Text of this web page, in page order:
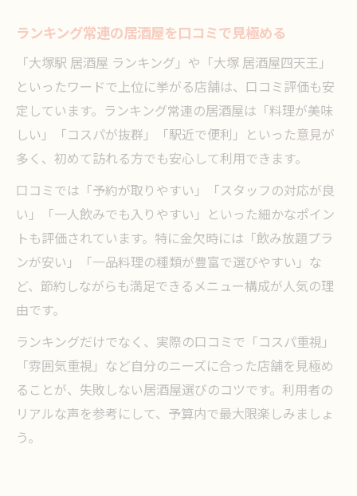
ランキング常連の居酒屋を口コミで見極める
「大塚駅 居酒屋 ランキング」や「大塚 居酒屋四天王」
といったワードで上位に挙がる店舗は、口コミ評価も安
定しています。ランキング常連の居酒屋は「料理が美味
しい」「コスパが抜群」「駅近で便利」といった意見が
多く、初めて訪れる方でも安心して利用できます。
口コミでは「予約が取りやすい」「スタッフの対応が良
い」「一人飲みでも入りやすい」といった細かなポイン
トも評価されています。特に金欠時には「飲み放題プラ
ンが安い」「一品料理の種類が豊富で選びやすい」な
ど、節約しながらも満足できるメニュー構成が人気の理
由です。
ランキングだけでなく、実際の口コミで「コスパ重視」
「雰囲気重視」など自分のニーズに合った店舗を見極め
ることが、失敗しない居酒屋選びのコツです。利用者の
リアルな声を参考にして、予算内で最大限楽しみましょ
う。